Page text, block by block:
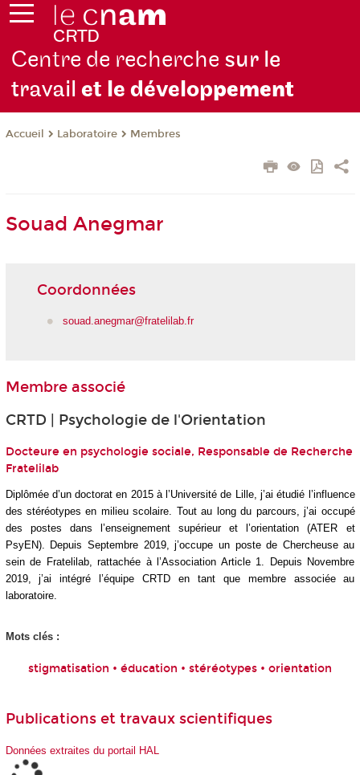
Centre de recherche sur le
travailet le développement
Accueil Laboratoire Membres
Souad Anegmar
Coordonnées
souad.anegmar@fratelilab.fr
Membre associé
CRTD | Psychologie de l'Orientation
Docteure en psychologie sociale, Responsable de Recherche
Fratelilab
Diplômée d’un doctorat en 2015 à l’Université de Lille, j’ai étudié l’influence
des stéréotypes en milieu scolaire. Tout au long du parcours, j’ai occupé
des postes dans l’enseignement supérieur et l’orientation (ATER et
PsyEN). Depuis Septembre 2019, j’occupe un poste de Chercheuse au
sein de Fratelilab, rattachée à l’Association Article 1. Depuis Novembre
2019, j’ai intégré l’équipe CRTD en tant que membre associée au
laboratoire.
Mots clés :
stigmatisation • éducation • stéréotypes • orientation
Publications et travaux scientifiques
Données extraites du portail HAL